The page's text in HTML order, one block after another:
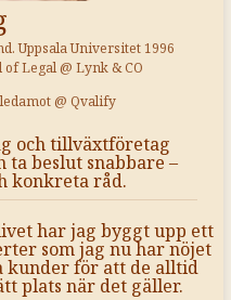
Uppsala Universitet 1996
of Legal @ Lynk & CO
@ Qvalify
och tillväxtföretag
beslut snabbare –
konkreta råd.
har jag byggt upp ett
som jag nu har nöjet
kunder för att de alltid
plats när det gäller.